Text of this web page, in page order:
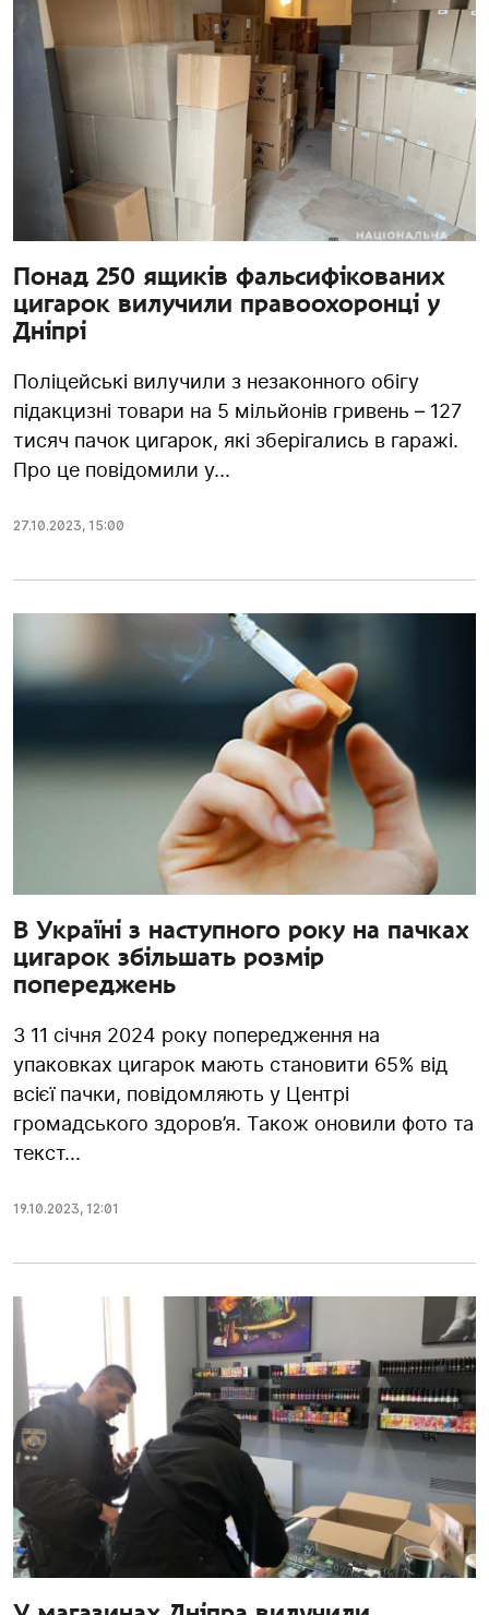
Понад 250 ящиків фальсифікованих
цигарок вилучили правоохоронці у
Дніпрі
Поліцейські вилучили з незаконного обігу
підакцизні товари на 5 мільйонів гривень – 127
тисяч пачок цигарок, які зберігались в гаражі.
Про це повідомили у...
27.10.2023, 15:00
В Україні з наступного року на пачках
цигарок збільшать розмір
попереджень
З 11 січня 2024 року попередження на
упаковках цигарок мають становити 65% від
всієї пачки, повідомляють у Центрі
громадського здоров’я. Також оновили фото та
текст...
19.10.2023, 12:01